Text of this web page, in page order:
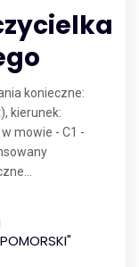
konieczne:
kierunek:
w mowie - C1 -